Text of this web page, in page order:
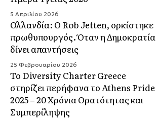
5 Απριλίου 2026
Ολλανδία: Ο Rob Jetten, ορκίστηκε
πρωθυπουργός. Όταν η Δημοκρατία
δίνει απαντήσεις
25 Φεβρουαρίου 2026
Το Diversity Charter Greece
στηρίζει περήφανα το Athens Pride
2025 – 20 Χρόνια Ορατότητας και
Συμπερίληψης